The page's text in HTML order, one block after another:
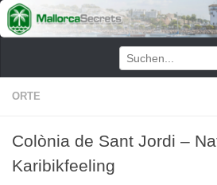
Zum Inhalt springen
ORTE
Colònia de Sant Jordi –
Karibikfeeling